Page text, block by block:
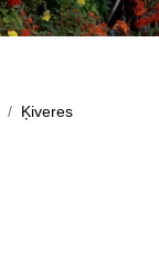
Ķiveres